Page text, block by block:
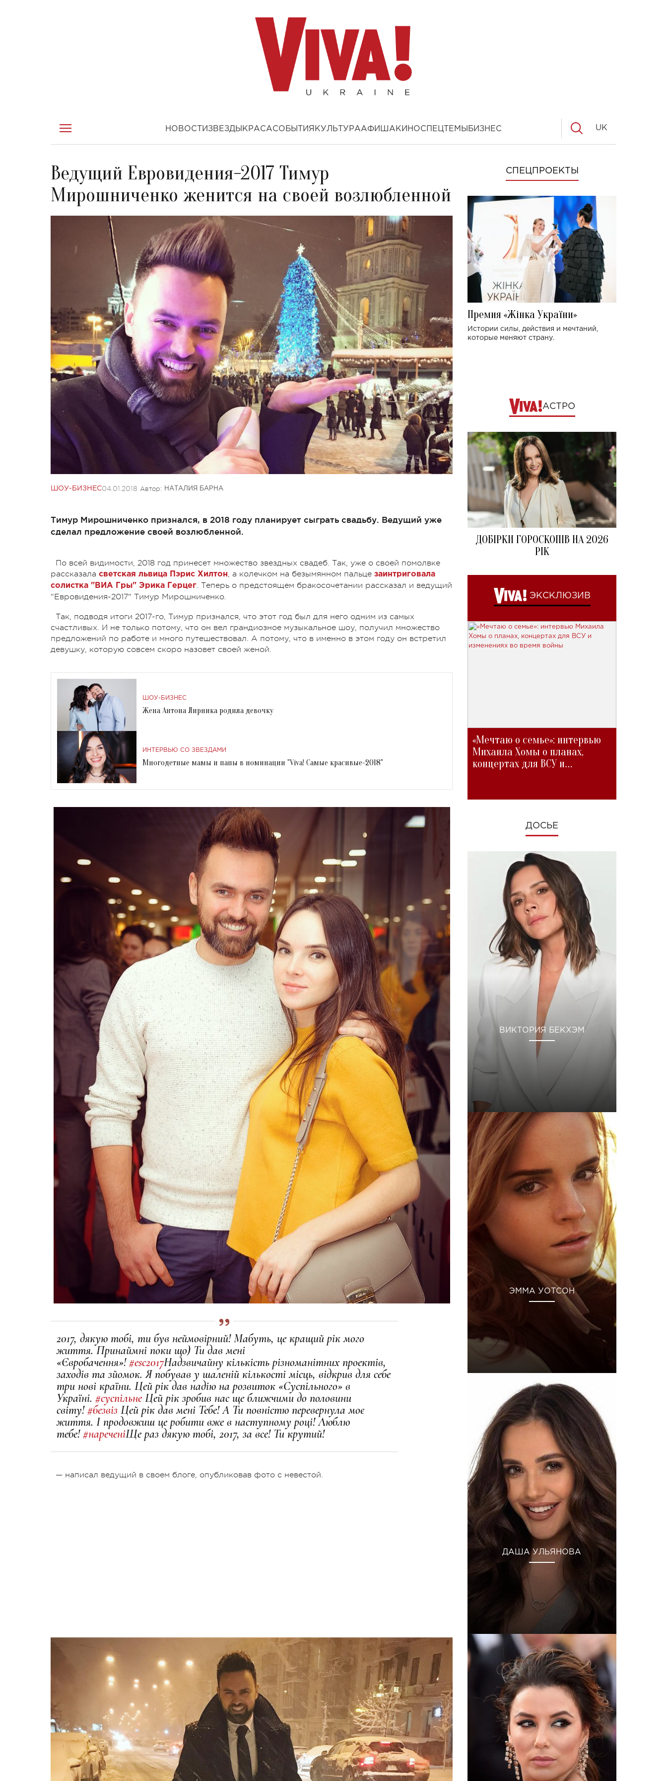
НОВОСТИ ЗВЕЗДЫ КРАСАСОБЫТИЯ КУЛЬТУРААФИША КИНОСПЕЦТЕМЫ БИЗНЕС UK
Ведущий Евровидения-2017 Тимур
Мирошниченко женится на своей возлюбленной
ШОУ-БИЗНЕС04.01.2018 Автор: НАТАЛИЯ БАРНА
Тимур Мирошниченко признался, в 2018 году планирует сыграть свадьбу. Ведущий уже
сделал предложение своей возлюбленной.
По всей видимости, 2018 год принесет множество звездных свадеб. Так, уже о своей помолвке
рассказала светская львица Пэрис Хилтон, а колечком на безымянном пальце заинтриговала
солистка "ВИА Гры" Эрика Герцег. Теперь о предстоящем бракосочетании рассказал и ведущий
"Евровидения-2017" Тимур Мирошниченко.
Так, подводя итоги 2017-го, Тимур признался, что этот год был для него одним из самых
счастливых. И не только потому, что он вел грандиозное музыкальное шоу, получил множество
предложений по работе и много путешествовал. А потому, что в именно в этом году он встретил
девушку, которую совсем скоро назовет своей женой.
ШОУ-БИЗНЕС
Жена Антона Лирника родила девочку
ИНТЕРВЬЮ СО ЗВЕЗДАМИ
Многодетные мамы и папы в номинации "Viva! Самые красивые-2018"
2017, дякую тобі, ти був неймовірний! Мабуть, це кращий рік мого
життя. Принаймні поки що) Ти дав мені
«Євробачення»!#esc2017Надзвичайну кількість різноманітних проектів,
заходів та зйомок. Я побував у шаленій кількості місць, відкрив для себе
три нові країни. Цей рік дав надію на розвиток «Суспільного» в
Україні. #суспільнеЦей рік зробив нас ще ближчими до половини
світу!#безвіз Цей рік дав мені Тебе! А Ти повністю перевернула моє
життя. І продовжиш це робити вже в наступному році! Люблю
тебе!#нареченіЩе раз дякую тобі, 2017, за все! Ти крутий!
— написал ведущий в своем блоге, опубликовав фото с невестой.
СПЕЦПРОЕКТЫ
Премия «Жінка України»
Истории силы, действия и мечтаний,
которые меняют страну.
АСТРО
ДОБІРКИ ГОРОСКОПІВ НА 2026
РІК
ЭКСКЛЮЗИВ
«Мечтаю о семье»: интервью
Михаила Хомы о планах,
концертах для ВСУ и
ДОСЬЕ
ВИКТОРИЯ БЕКХЭМ
ЭММА УОТСОН
ДАША УЛЬЯНОВА